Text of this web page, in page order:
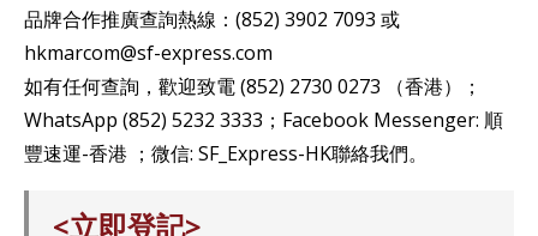
品牌合作推廣查詢熱線：(852) 3902 7093 或
hkmarcom@sf-express.com
如有任何查詢，歡迎致電 (852) 2730 0273 （香港）；
WhatsApp (852) 5232 3333；Facebook Messenger: 順
豐速運-香港 ；微信: SF_Express-HK聯絡我們。
<立即登記>